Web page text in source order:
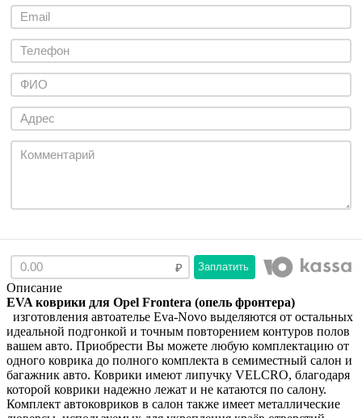
Заплатить
Описание
EVA коврики для Opel Frontera (опель фронтера)
изготовления автоателье Eva-Novo выделяются от остальных
идеальной подгонкой и точным повторением контуров полов
вашем авто. Приобрести Вы можете любую комплектацию от
одного коврика до полного комплекта в семиместный салон и
багажник авто. Коврики имеют липучку VELCRO, благодаря
которой коврики надежно лежат и не катаются по салону.
Комплект автоковриков в салон также имеет металлические